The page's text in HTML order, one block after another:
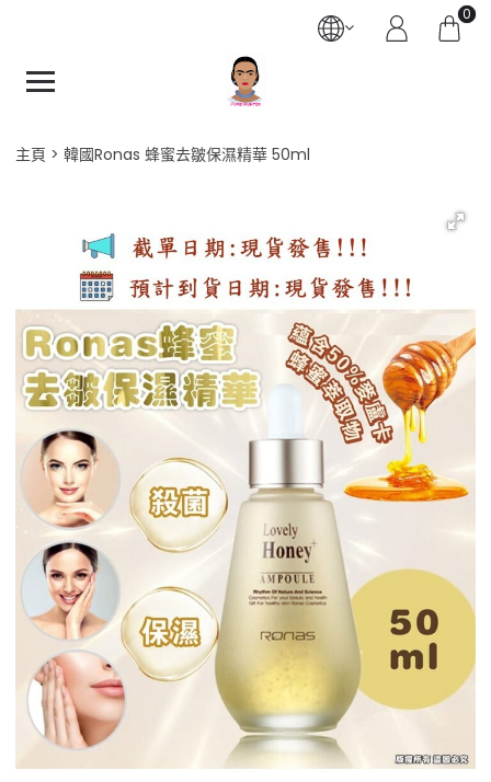
0
主頁 韓國Ronas 蜂蜜去皺保濕精華 50ml